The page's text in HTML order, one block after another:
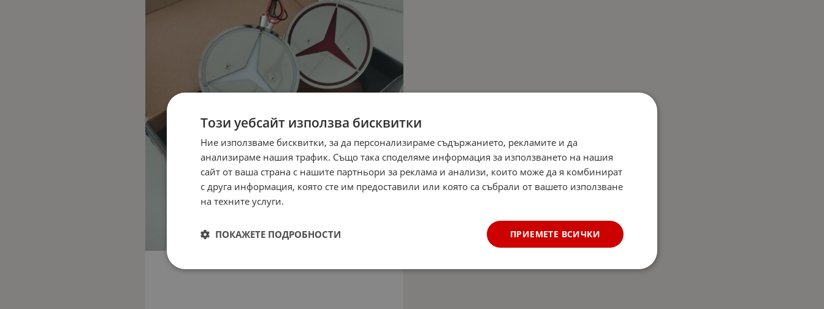
Този уебсайт използва бисквитки
Ние използваме бисквитки, за да персонализираме съдържанието, рекламите и да
анализираме нашия трафик. Също така споделяме информация за използването на нашия
сайт от ваша страна с нашите партньори за реклама и анализи, които може да я комбинират
с друга информация, която сте им предоставили или която са събрали от вашето използване
на техните услуги.
ПРИЕМЕТЕ ВСИЧКИ
ПОКАЖЕТЕ ПОДРОБНОСТИ